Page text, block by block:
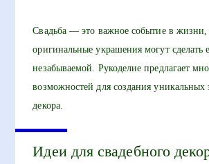
Свадьба — это важное событие в жизни,
оригинальные украшения могут сделать
незабываемой. Рукоделие предлагает
возможностей для создания уникальных
декора.
Идеи для свадебного